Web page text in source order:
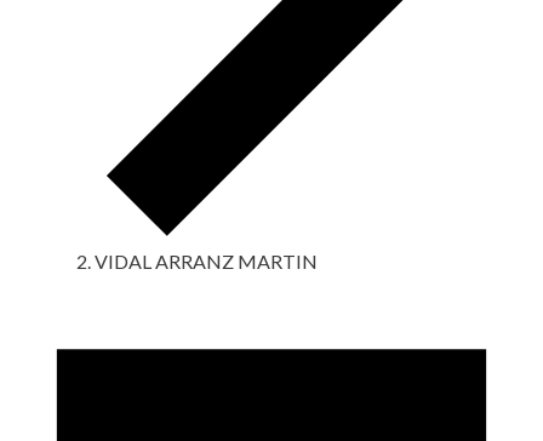
VIDAL ARRANZ MARTIN
en